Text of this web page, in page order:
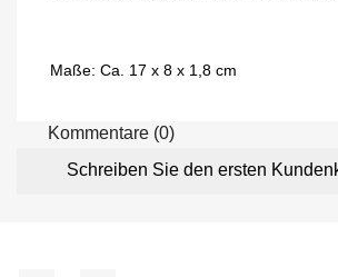
Maße: Ca. 17 x 8 x 1,8 cm
Kommentare (0)
Schreiben Sie den ersten